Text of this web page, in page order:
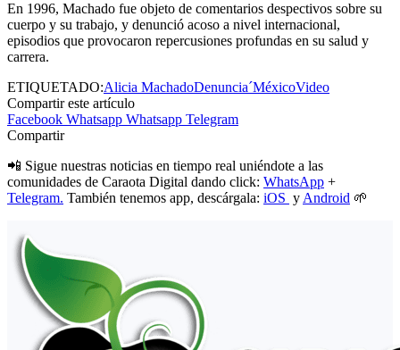
En 1996, Machado fue objeto de comentarios despectivos sobre su
cuerpo y su trabajo, y denunció acoso a nivel internacional,
episodios que provocaron repercusiones profundas en su salud y
carrera.
ETIQUETADO:Alicia MachadoDenuncia´MéxicoVideo
Compartir este artículo
Facebook Whatsapp Whatsapp Telegram
Compartir
📲 Sigue nuestras noticias en tiempo real uniéndote a las
comunidades de Caraota Digital dando click: WhatsApp +
Telegram. También tenemos app, descárgala: iOS y Android 🌱